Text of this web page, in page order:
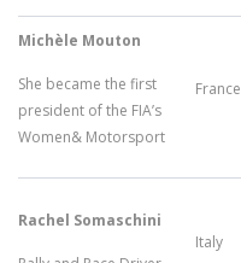
Michèle Mouton
She became the first
president of the FIA’s
Women& Motorsport
France
Rachel Somaschini
Italy